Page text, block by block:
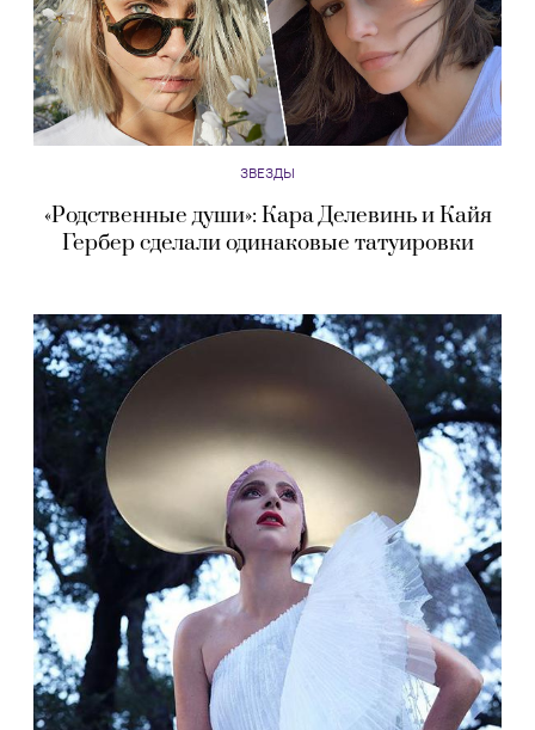
ЗВЕЗДЫ
«Родственные души»: Кара Делевинь и Кайя
Гербер сделали одинаковые татуировки